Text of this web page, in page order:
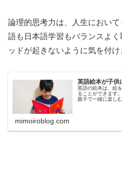
論理的思考力は、人生におい
語も日本語学習もバランスよ
ッドが起きないように気を付け
英語絵本が子供
英語の絵本は、絵
ることができます
親子で一緒に楽し
mimoiroblog.com